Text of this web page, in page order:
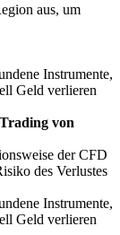
aus, um
Instrumente,
Geld verlieren
von
der CFD
des Verlustes
Instrumente,
Geld verlieren